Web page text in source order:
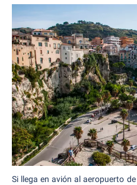
Si llega en avión al aeropuerto de